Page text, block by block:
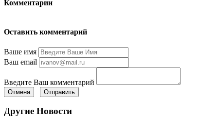
Комментарии
Оставить комментарий
Ваше имя
Ваш email
Введите Ваш комментарий
Отмена Отправить
Другие Новости